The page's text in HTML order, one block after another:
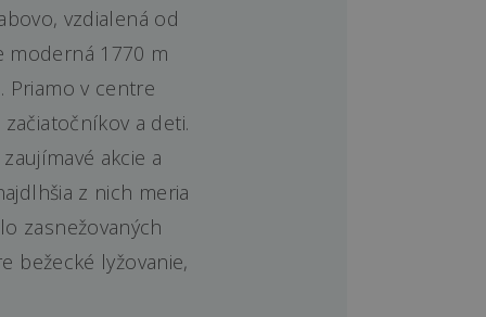
vzdialená od
moderná 1770 m
Priamo v centre
a deti.
akcie a
z nich meria
zasnežovaných
bežecké lyžovanie,